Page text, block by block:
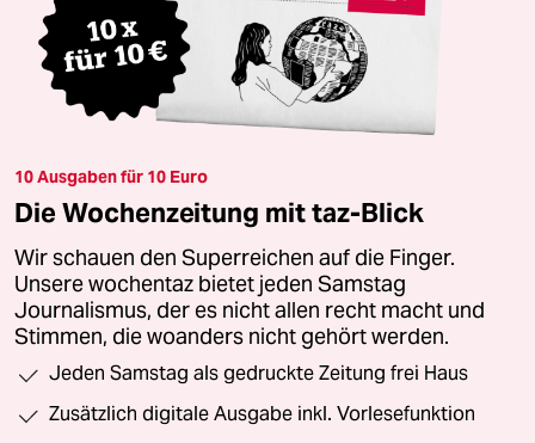
10 Ausgaben für 10 Euro
Die Wochenzeitung mit taz-Blick
Wir schauen den Superreichen auf die Finger.
Unsere wochentaz bietet jeden Samstag
Journalismus, der es nicht allen recht macht und
Stimmen, die woanders nicht gehört werden.
Jeden Samstag als gedruckte Zeitung frei Haus
Zusätzlich digitale Ausgabe inkl. Vorlesefunktion